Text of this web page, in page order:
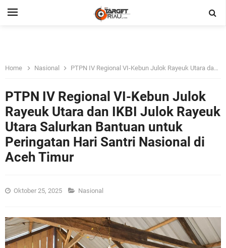
Home Nasional PTPN IV Regional VI-Kebun Julok Rayeuk Utara dan IKBI Julok Rayeuk Utara Salurkan Bantuan untuk Peringatan Hari Santri Nasional di Aceh Timur
PTPN IV Regional VI-Kebun Julok
Rayeuk Utara dan IKBI Julok Rayeuk
Utara Salurkan Bantuan untuk
Peringatan Hari Santri Nasional di
Aceh Timur
Oktober 25, 2025 Nasional